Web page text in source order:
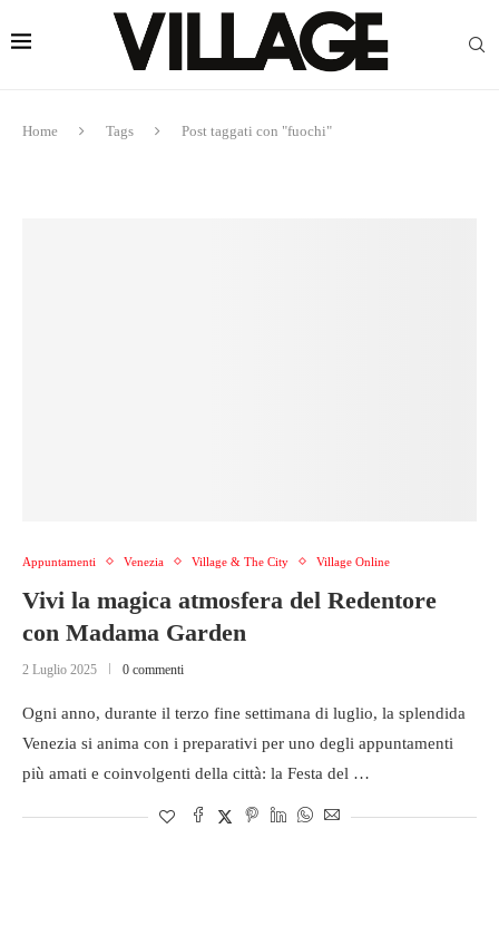
Home Tags Post taggati con "fuochi"
Appuntamenti Venezia Village & The City Village Online
Vivi la magica atmosfera del Redentore
con Madama Garden
2 Luglio 2025 0 commenti
Ogni anno, durante il terzo fine settimana di luglio, la splendida
Venezia si anima con i preparativi per uno degli appuntamenti
più amati e coinvolgenti della città: la Festa del …